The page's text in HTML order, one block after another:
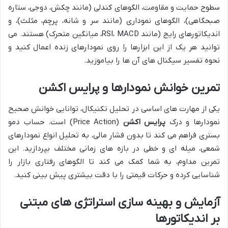
سطوح حمایت و مقاومت، الگوهای کندلی (مانند چکش، دوجی، ستاره
صبحگاهی)، الگوهای نموداری (مانند سر و شانه، پرچم، مثلث)، و
اندیکاتورهای رایج (مانند RSI، MACD، میانگین متحرک) هستند. می
توانید هر یک از این ابزارها را روی نمودارهای زنده اعمال کنید و
نحوه تفسیر سیگنال های آن ها را بیاموزید.
تمرین خوانش نمودارها و پرایس اکشن
یکی از مهارت های اساسی در تحلیل تکنیکال، توانایی خوانش صحیح
نمودارها و درک پرایس اکشن
(Price Action) است. حساب دمو
بستری فراهم می کند تا بدون فشار مالی، به تحلیل انواع نمودارهای
شمعی، میله ای و خطی در بازه های زمانی مختلف بپردازید. این
تمرین مداوم، به شما کمک می کند تا الگوهای رفتاری بازار را
شناسایی کرده و حرکات قیمتی را با دقت بیشتری پیش بینی کنید.
آزمایش و بهینه سازی استراتژی های مبتنی
بر اندیکاتورها